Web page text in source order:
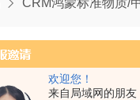
欢迎您！
来自局域网的朋
CRM鸿蒙标准物质/甲醇中正十四烷